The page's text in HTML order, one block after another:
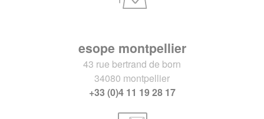
esope montpellier
43 rue bertrand de born
34080 montpellier
+33 (0)4 11 19 28 17